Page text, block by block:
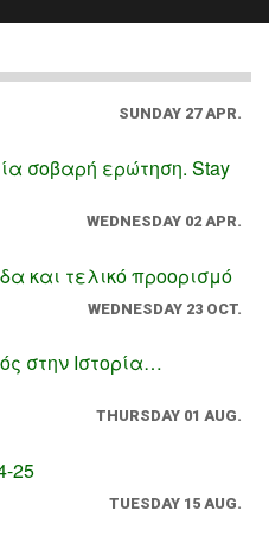
SUNDAY 27 APR.
σοβαρή ερώτηση. Stay
WEDNESDAY 02 APR.
και τελικό προορισμό
WEDNESDAY 23 OCT.
στην Ιστορία…
THURSDAY 01 AUG.
25
TUESDAY 15 AUG.